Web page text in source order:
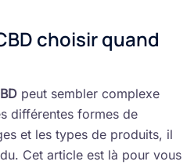
choisir quand
peut sembler complexe
différentes formes de
et les types de produits, il
Cet article est là pour vous